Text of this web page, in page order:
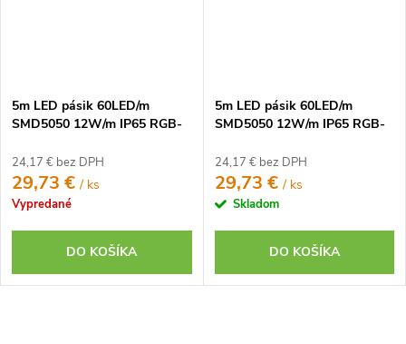
5m LED pásik 60LED/m
SMD5050 12W/m IP65 RGB-
12V
24,17 € bez DPH
29,73 €/ ks
Vypredané
DO KOŠÍKA
5m LED pásik 60LED/m
SMD5050 12W/m IP65 RGB-
24,17 € bez DPH
29,73 €/ ks
Skladom
DO KOŠÍKA